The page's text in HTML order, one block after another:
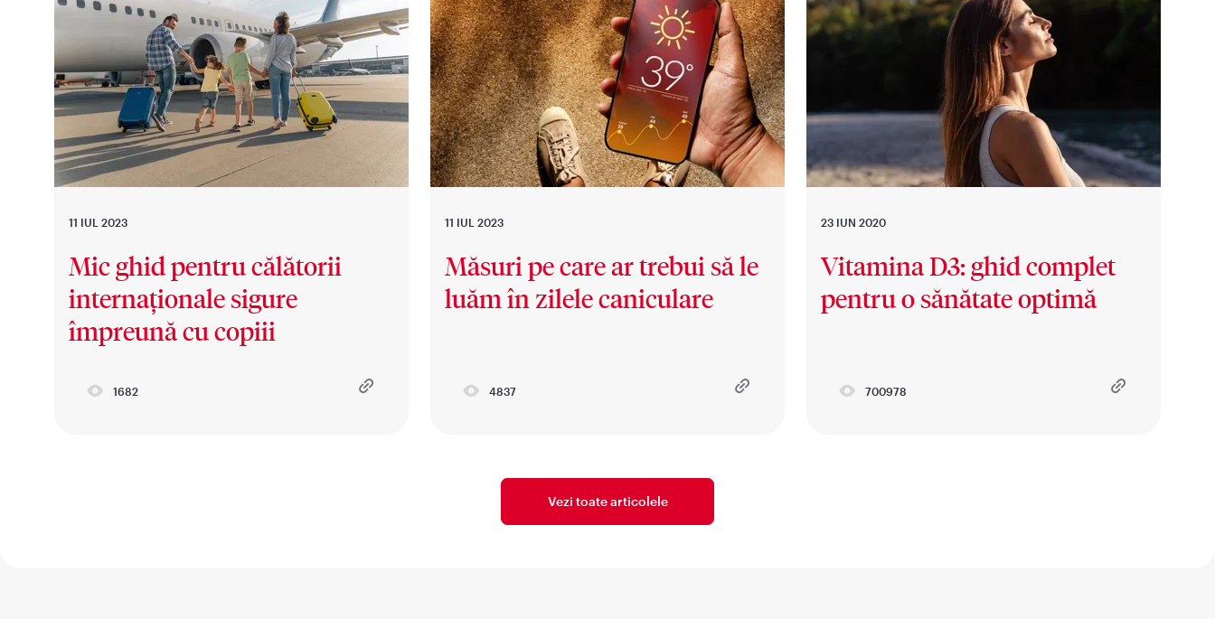
11 IUL 2023
Mic ghid pentru călătorii
internaționale sigure
împreună cu copiii
1682
11 IUL 2023
Măsuri pe care ar trebui să le
luăm în zilele caniculare
4837
23 IUN 2020
Vitamina D3: ghid complet
pentru o sănătate optimă
700978
Vezi toate articolele